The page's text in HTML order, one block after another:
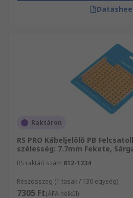
Raktáron
RS PRO Kábeljelölő PB
szélesség: 7.7mm Fekete,
RS raktári szám 812-1234
Részösszeg (1 tasak / 130 egység)
7305 Ft(ÁFA nélkül)